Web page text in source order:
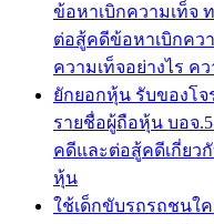
ข้อหาเบิกความเท็จ
ต่อสู้คดีข้อหาเบิกคว
ความเท็จอย่างไร ค
ยักยอกหุ้น รับของโ
รายชื่อผู้ถือหุ้น บอจ
คดีและต่อสู้คดีเกี่ยว
หุ้น
ใช้เด็กขับรถรถชนใ